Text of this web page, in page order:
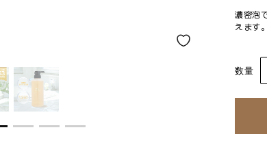
濃密泡
えます
数量